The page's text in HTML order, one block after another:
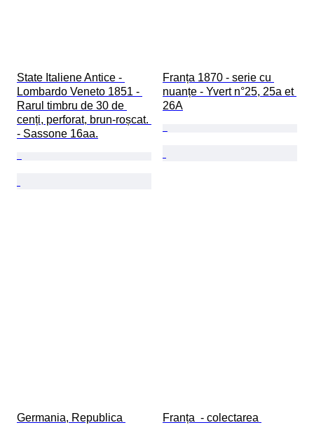
State Italiene Antice -
Lombardo Veneto 1851 -
Rarul timbru de 30 de
cenți, perforat, brun-roșcat.
- Sassone 16aa.
Franța 1870 - serie cu
nuanțe - Yvert n°25, 25a et
26A
Germania, Republica
Franța  - colectarea